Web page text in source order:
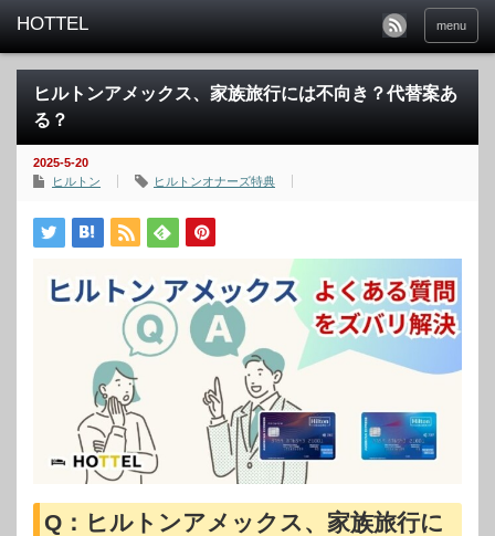
menu
ヒルトンアメックス、家族旅行には不向き？代替案あ
る？
2025-5-20
ヒルトン
ヒルトンオナーズ特典
Q：ヒルトンアメックス、家族旅行に